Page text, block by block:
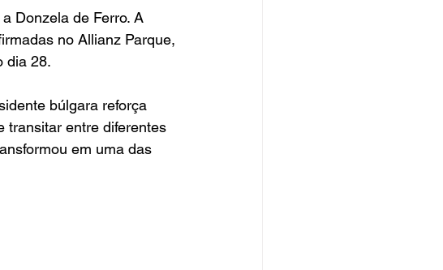
Donzela de Ferro. A
no Allianz Parque,
dia 28.
búlgara reforça
transitar entre diferentes
em uma das